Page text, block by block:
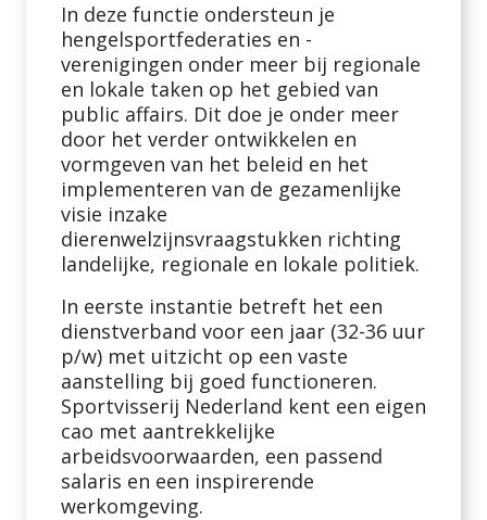
In deze functie ondersteun je
hengelsportfederaties en -
verenigingen onder meer bij regionale
en lokale taken op het gebied van
public affairs. Dit doe je onder meer
door het verder ontwikkelen en
vormgeven van het beleid en het
implementeren van de gezamenlijke
visie inzake
dierenwelzijnsvraagstukken richting
landelijke, regionale en lokale politiek.
In eerste instantie betreft het een
dienstverband voor een jaar (32-36 uur
p/w) met uitzicht op een vaste
aanstelling bij goed functioneren.
Sportvisserij Nederland kent een eigen
cao met aantrekkelijke
arbeidsvoorwaarden, een passend
salaris en een inspirerende
werkomgeving.